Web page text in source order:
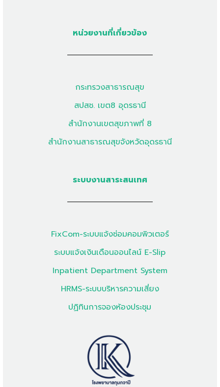
หน่วยงานที่เกี่ยวข้อง
กระทรวงสาธารณสุข
สปสช. เขต8 อุดรธานี
สำนักงานเขตสุขภาพที่ 8
สำนักงานสาธารณสุขจังหวัดอุดรธานี
ระบบงานสาระสนเทศ
FixCom-ระบบแจ้งซ่อมคอมพิวเตอร์
ระบบแจ้งเงินเดือนออนไลน์ E-Slip
Inpatient Department System
HRMS-ระบบบริหารความเสี่ยง
ปฏิทินการจองห้องประชุม